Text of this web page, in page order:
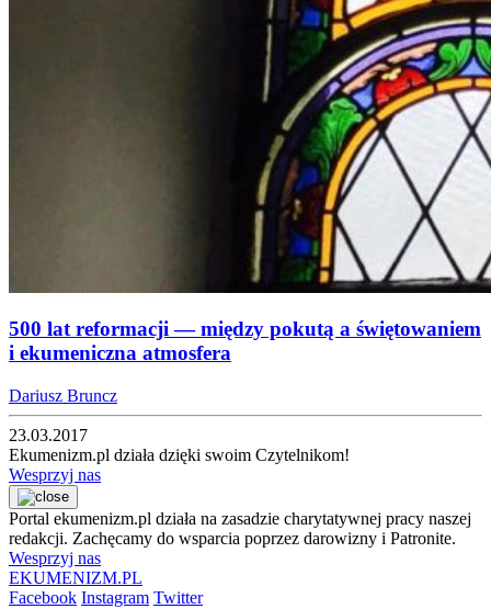
500 lat reformacji — między pokutą a świętowaniem
i ekumeniczna atmosfera
Dariusz Bruncz
23.03.2017
Ekumenizm.pl działa dzięki swoim Czytelnikom!
Wesprzyj nas
Portal ekumenizm.pl działa na zasadzie charytatywnej pracy naszej
redakcji. Zachęcamy do wsparcia poprzez darowizny i Patronite.
Wesprzyj nas
EKUMENIZM.PL
Facebook Instagram Twitter